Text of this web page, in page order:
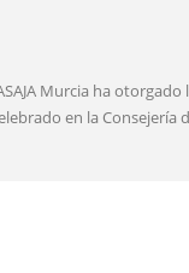
Murcia ha
en la Consejería